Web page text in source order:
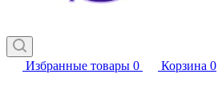
Избранные товары 0 Корзина 0